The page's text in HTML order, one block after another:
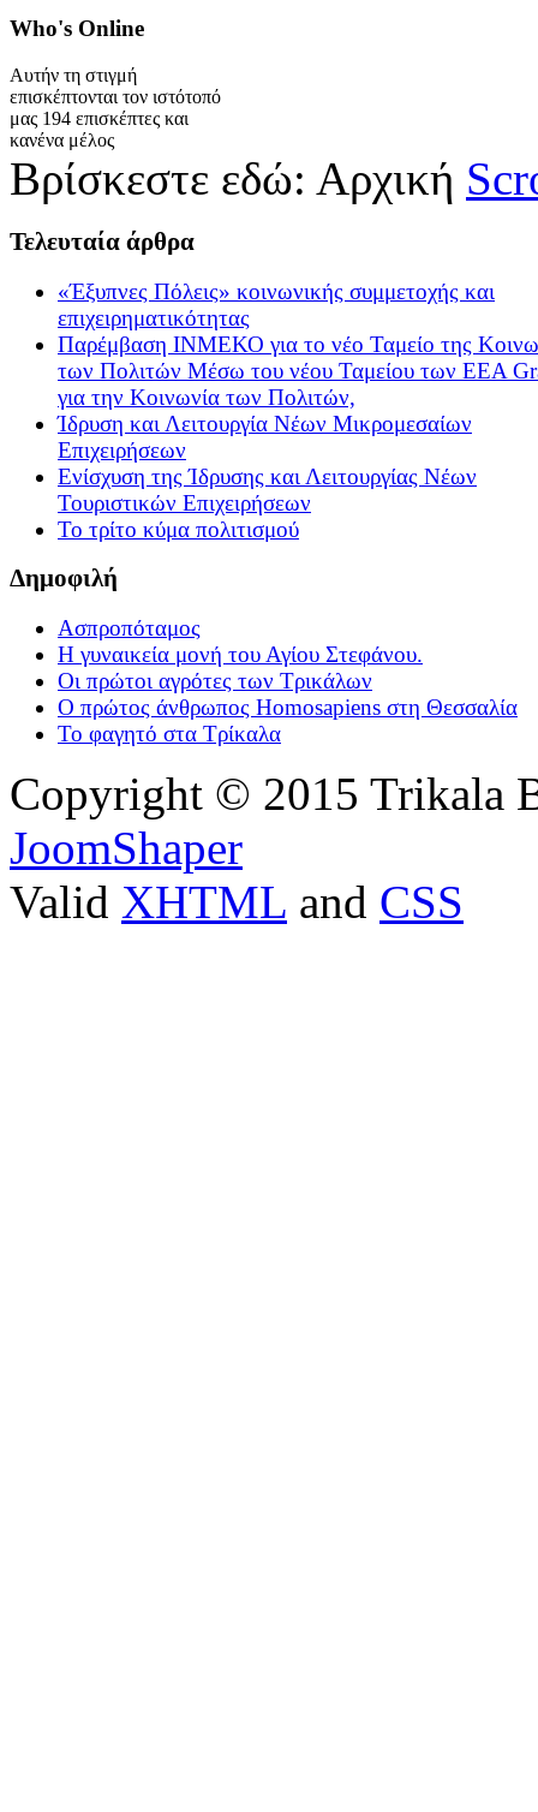
Who's Online
Αυτήν τη στιγμή
επισκέπτονται τον ιστότοπό
μας 194 επισκέπτες και
κανένα μέλος
Βρίσκεστε εδώ: Αρχική
Τελευταία άρθρα
«Έξυπνες Πόλεις» κοινωνικής συμμετοχής και
επιχειρηματικότητας
Παρέμβαση ΙΝΜΕΚΟ για το νέο Ταμείο της
των Πολιτών Μέσω του νέου Ταμείου των ΕΕΑ
για την Κοινωνία των Πολιτών,
Ίδρυση και Λειτουργία Νέων Μικρομεσαίων
Επιχειρήσεων
Ενίσχυση της Ίδρυσης και Λειτουργίας Νέων
Τουριστικών Επιχειρήσεων
Το τρίτο κύμα πολιτισμού
Δημοφιλή
Ασπροπόταμος
Η γυναικεία μονή του Αγίου Στεφάνου.
Οι πρώτοι αγρότες των Τρικάλων
Ο πρώτος άνθρωπος Homosapiens στη Θεσσαλία
Το φαγητό στα Τρίκαλα
Copyright © 2015 Trikala
JoomShaper
Valid XHTML and CSS